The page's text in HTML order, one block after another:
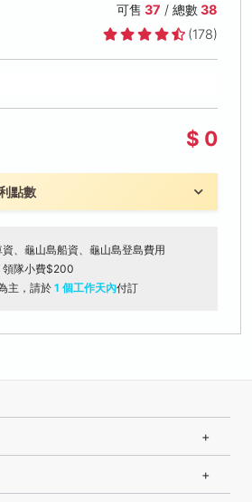
可售 37 / 總數38
(178)
$ 0
點數
、龜山島船資、龜山島登島費用
領隊小費$200
主，請於 1 個工作天內付訂